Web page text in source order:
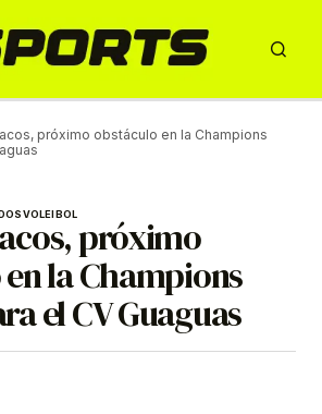
próximo obstáculo en la Champions
VOLEIBOL próximo
la Champions
el CV Guaguas